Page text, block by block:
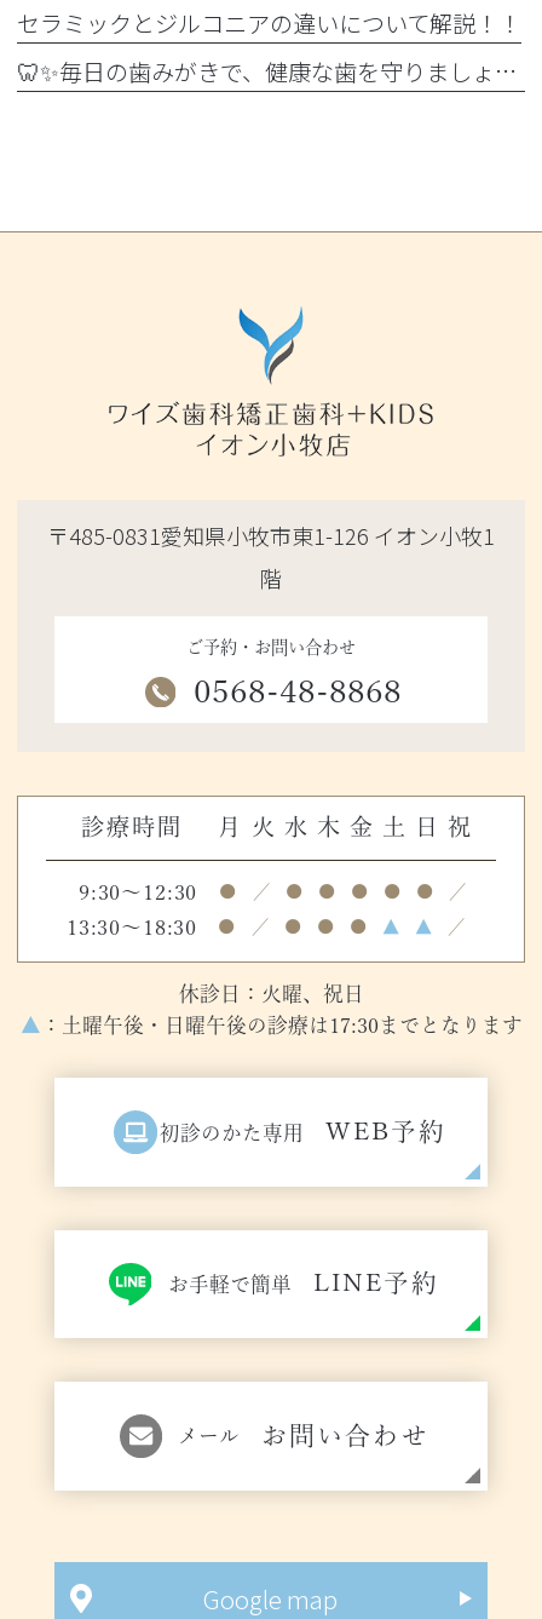
セラミックとジルコニアの違いについて解説！！
🦷✨毎日の歯みがきで、健康な歯を守りましょう✨🪥
〒485-0831愛知県小牧市東1-126 イオン小牧1
階
ご予約・お問い合わせ
0568-48-8868
診療時間 月 火 水 木 金 土 日 祝
9:30～12:30 ● ／ ● ● ● ● ● ／
13:30～18:30 ● ／ ● ● ● ▲ ▲ ／
休診日：火曜、祝日
▲ ：土曜午後・日曜午後の診療は17:30までとなります
初診のかた専用 WEB予約
お手軽で簡単 LINE予約
メール お問い合わせ
Google map